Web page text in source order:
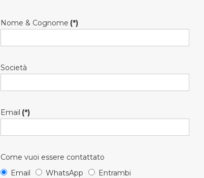
Nome & Cognome (*)
Società
Email (*)
Come vuoi essere contattato
Email
WhatsApp Entrambi